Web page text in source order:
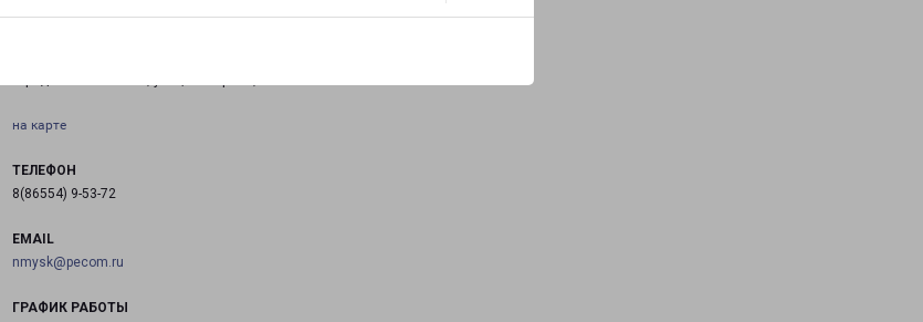
на карте
ТЕЛЕФОН
8(86554) 9-53-72
EMAIL
nmysk@pecom.ru
ГРАФИК РАБОТЫ